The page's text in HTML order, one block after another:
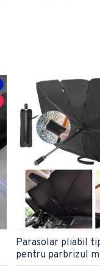
Parasolar pliabil
pentru parbrizul